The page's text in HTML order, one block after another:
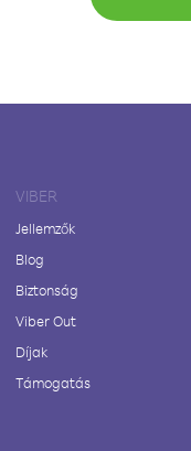
VIBER
Jellemzők
Blog
Biztonság
Viber Out
Díjak
Támogatás